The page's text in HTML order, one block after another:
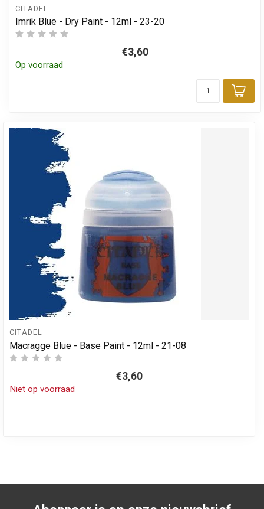
CITADEL
Imrik Blue - Dry Paint - 12ml - 23-20
€3,60
Op voorraad
CITADEL
Macragge Blue - Base Paint - 12ml - 21-08
€3,60
Niet op voorraad